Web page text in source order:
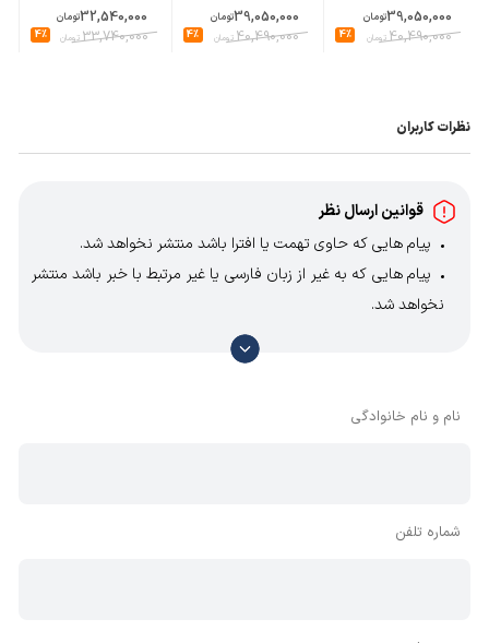
پوسته چدن
39,050,000تومان
40,490,000تومان 4%
پوسته چدن
39,050,000تومان
40,490,000تومان 4%
پوسته چدن
32,540,000تومان
33,740,000تومان 4%
نظرات کاربران
قوانین ارسال نظر
پیام هایی که حاوی تهمت یا افترا باشد منتشر نخواهد شد.
پیام هایی که به غیر از زبان فارسی یا غیر مرتبط با خبر باشد منتشر
نخواهد شد.
با توجه به آن که امکان موافقت یا مخالفت با محتوای نظرات
وجود دارد، معمولا نظراتی که محتوای مشابه دارند، انتشار نمی‌یابند
نام و نام خانوادگی
شماره تلفن